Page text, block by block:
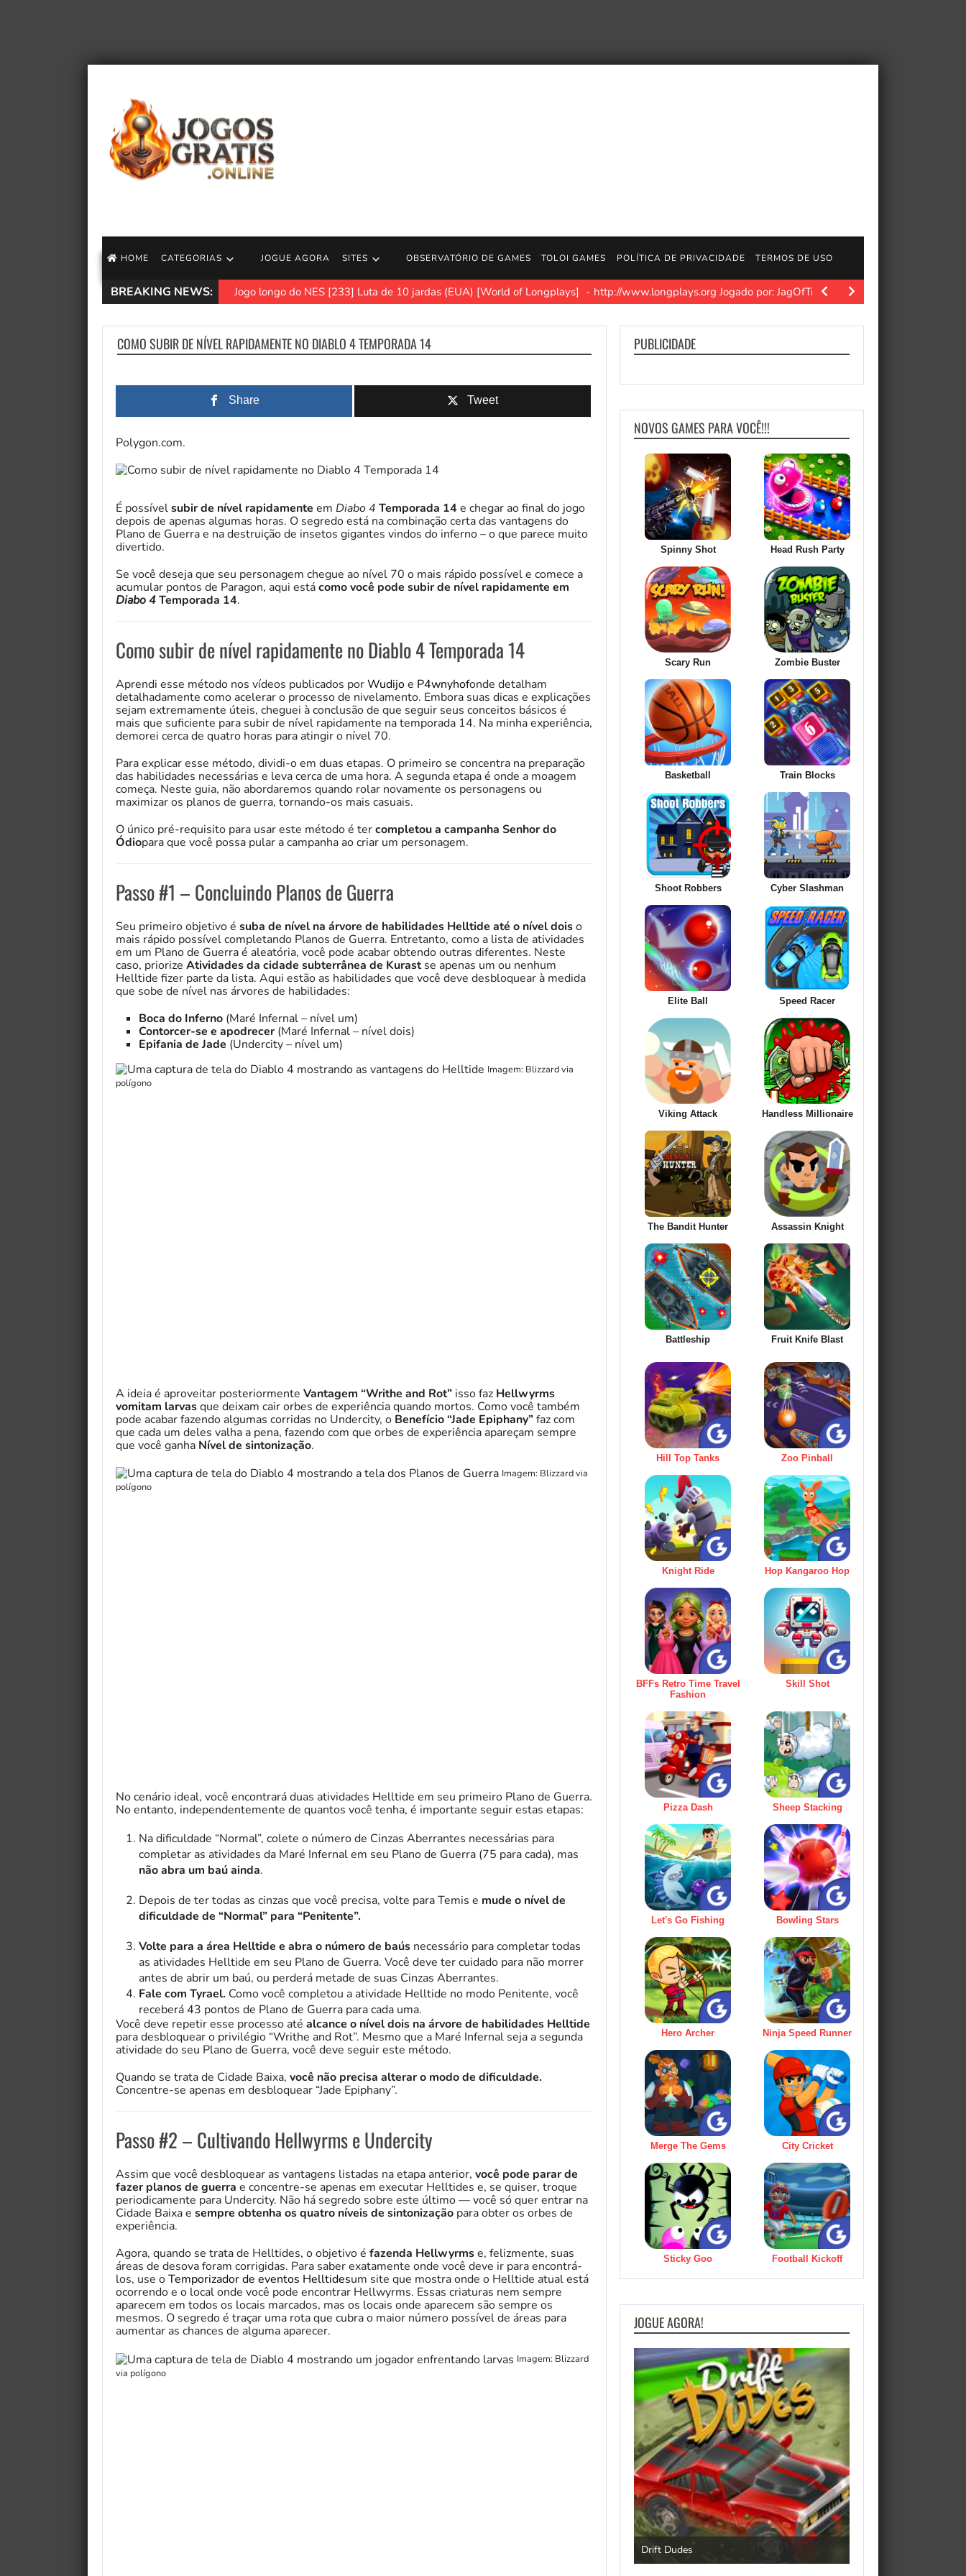
HOME CATEGORIAS JOGUE AGORA SITES OBSERVATÓRIO DE GAMES TOLOI GAMES POLÍTICA DE PRIVACIDADE TERMOS DE USO
BREAKING NEWS: Jogo longo do NES [233] Luta de 10 jardas (EUA) [World of Longplays] http://www.longplays.org Jogado por: JagOfTroy Um clássico jogo de
COMO SUBIR DE NÍVEL RAPIDAMENTE NO DIABLO 4 TEMPORADA 14
Share Tweet
Polygon.com.
É possívelsubir de nível rapidamente em Diabo 4 Temporada 14e chegar ao final do jogo
depois de apenas algumas horas. O segredo está na combinação certa das vantagens do
Plano de Guerra e na destruição de insetos gigantes vindos do inferno – o que parece muito
divertido.
Se você deseja que seu personagem chegue ao nível 70 o mais rápido possível e comece a
acumular pontos de Paragon, aqui estácomo você pode subir de nível rapidamente em
Diabo 4Temporada 14.
Como subir de nível rapidamente no Diablo 4 Temporada 14
Aprendi esse método nos vídeos publicados porWudijoe P4wnyhofonde detalham
detalhadamente como acelerar o processo de nivelamento. Embora suas dicas e explicações
sejam extremamente úteis, cheguei à conclusão de que seguir seus conceitos básicos é
mais que suficiente para subir de nível rapidamente na temporada 14. Na minha experiência,
demorei cerca de quatro horas para atingir o nível 70.
Para explicar esse método, dividi-o em duas etapas. O primeiro se concentra na preparação
das habilidades necessárias e leva cerca de uma hora. A segunda etapa é onde a moagem
começa. Neste guia, não abordaremos quando rolar novamente os personagens ou
maximizar os planos de guerra, tornando-os mais casuais.
O único pré-requisito para usar este método é tercompletou a campanha Senhor do
Ódiopara que você possa pular a campanha ao criar um personagem.
Passo #1 – Concluindo Planos de Guerra
Seu primeiro objetivo é suba de nível na árvore de habilidades Helltide até o nível doiso
mais rápido possível completando Planos de Guerra. Entretanto, como a lista de atividades
em um Plano de Guerra é aleatória, você pode acabar obtendo outras diferentes. Neste
caso, priorize Atividades da cidade subterrânea de Kurastse apenas um ou nenhum
Helltide fizer parte da lista. Aqui estão as habilidades que você deve desbloquear à medida
que sobe de nível nas árvores de habilidades:
Boca do Inferno (Maré Infernal – nível um)
Contorcer-se e apodrecer (Maré Infernal – nível dois)
Epifania de Jade (Undercity – nível um)
Imagem: Blizzard via
polígono
A ideia é aproveitar posteriormente Vantagem “Writhe and Rot” isso faz Hellwyrms
vomitam larvasque deixam cair orbes de experiência quando mortos. Como você também
pode acabar fazendo algumas corridas no Undercity, o Benefício “Jade Epiphany”faz com
que cada um deles valha a pena, fazendo com que orbes de experiência apareçam sempre
que você ganha Nível de sintonização.
Imagem: Blizzard via
polígono
No cenário ideal, você encontrará duas atividades Helltide em seu primeiro Plano de Guerra.
No entanto, independentemente de quantos você tenha, é importante seguir estas etapas:
Na dificuldade “Normal”, colete o número de Cinzas Aberrantes necessárias para
completar as atividades da Maré Infernal em seu Plano de Guerra (75 para cada), mas
não abra um baú ainda.
Depois de ter todas as cinzas que você precisa, volte para Temis e mude o nível de
dificuldade de “Normal” para “Penitente”.
Volte para a área Helltide e abra o número de baús necessário para completar todas
as atividades Helltide em seu Plano de Guerra. Você deve ter cuidado para não morrer
antes de abrir um baú, ou perderá metade de suas Cinzas Aberrantes.
Fale com Tyrael. Como você completou a atividade Helltide no modo Penitente, você
receberá 43 pontos de Plano de Guerra para cada uma.
Você deve repetir esse processo até alcance o nível dois na árvore de habilidades Helltide
para desbloquear o privilégio “Writhe and Rot”. Mesmo que a Maré Infernal seja a segunda
atividade do seu Plano de Guerra, você deve seguir este método.
Quando se trata de Cidade Baixa, você não precisa alterar o modo de dificuldade.
Concentre-se apenas em desbloquear “Jade Epiphany”.
Passo #2 – Cultivando Hellwyrms e Undercity
Assim que você desbloquear as vantagens listadas na etapa anterior, você pode parar de
fazer planos de guerra e concentre-se apenas em executar Helltides e, se quiser, troque
periodicamente para Undercity. Não há segredo sobre este último — você só quer entrar na
Cidade Baixa e sempre obtenha os quatro níveis de sintonização para obter os orbes de
experiência.
Agora, quando se trata de Helltides, o objetivo é fazenda Hellwyrmse, felizmente, suas
áreas de desova foram corrigidas. Para saber exatamente onde você deve ir para encontrá-
los, use oTemporizador de eventos Helltidesum site que mostra onde o Helltide atual está
ocorrendo e o local onde você pode encontrar Hellwyrms. Essas criaturas nem sempre
aparecem em todos os locais marcados, mas os locais onde aparecem são sempre os
mesmos. O segredo é traçar uma rota que cubra o maior número possível de áreas para
aumentar as chances de alguma aparecer.
Imagem: Blizzard
via polígono
PUBLICIDADE
NOVOS GAMES PARA VOCÊ!!!
Spinny Shot Head Rush Party
Scary Run Zombie Buster
Basketball Train Blocks
Shoot Robbers Cyber Slashman
Elite Ball Speed Racer
Viking Attack Handless Millionaire
The Bandit Hunter Assassin Knight
Battleship Fruit Knife Blast
Hill Top Tanks Zoo Pinball
Knight Ride Hop Kangaroo Hop
BFFs Retro Time Travel
Fashion
Skill Shot
Pizza Dash Sheep Stacking
Let's Go Fishing Bowling Stars
Hero Archer Ninja Speed Runner
Merge The Gems City Cricket
Sticky Goo Football Kickoff
JOGUE AGORA!
Drift Dudes